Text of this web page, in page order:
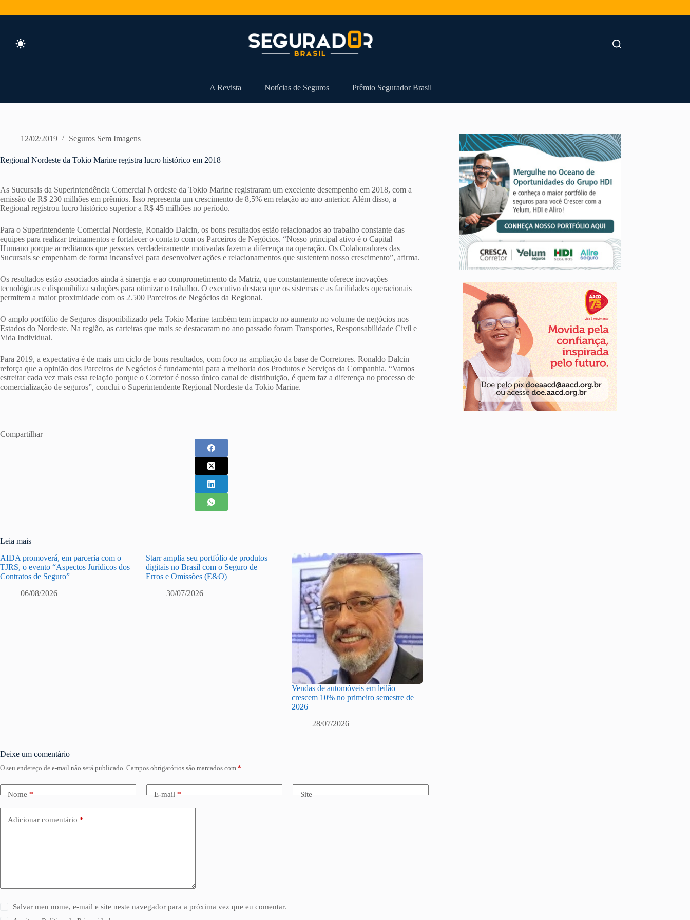
A Revista Notícias de Seguros Prêmio Segurador Brasil
12/02/2019 Seguros Sem Imagens
Regional Nordeste da Tokio Marine registra lucro histórico em 2018
As Sucursais da Superintendência Comercial Nordeste da Tokio Marine registraram um excelente desempenho em 2018, com a
emissão de R$ 230 milhões em prêmios. Isso representa um crescimento de 8,5% em relação ao ano anterior. Além disso, a
Regional registrou lucro histórico superior a R$ 45 milhões no período.
Para o Superintendente Comercial Nordeste, Ronaldo Dalcin, os bons resultados estão relacionados ao trabalho constante das
equipes para realizar treinamentos e fortalecer o contato com os Parceiros de Negócios. “Nosso principal ativo é o Capital
Humano porque acreditamos que pessoas verdadeiramente motivadas fazem a diferença na operação. Os Colaboradores das
Sucursais se empenham de forma incansável para desenvolver ações e relacionamentos que sustentem nosso crescimento”, afirma.
Os resultados estão associados ainda à sinergia e ao comprometimento da Matriz, que constantemente oferece inovações
tecnológicas e disponibiliza soluções para otimizar o trabalho. O executivo destaca que os sistemas e as facilidades operacionais
permitem a maior proximidade com os 2.500 Parceiros de Negócios da Regional.
O amplo portfólio de Seguros disponibilizado pela Tokio Marine também tem impacto no aumento no volume de negócios nos
Estados do Nordeste. Na região, as carteiras que mais se destacaram no ano passado foram Transportes, Responsabilidade Civil e
Vida Individual.
Para 2019, a expectativa é de mais um ciclo de bons resultados, com foco na ampliação da base de Corretores. Ronaldo Dalcin
reforça que a opinião dos Parceiros de Negócios é fundamental para a melhoria dos Produtos e Serviços da Companhia. “Vamos
estreitar cada vez mais essa relação porque o Corretor é nosso único canal de distribuição, é quem faz a diferença no processo de
comercialização de seguros”, conclui o Superintendente Regional Nordeste da Tokio Marine.
Compartilhar
Leia mais
AIDA promoverá, em parceria com o
TJRS, o evento “Aspectos Jurídicos dos
Contratos de Seguro”
06/08/2026
Starr amplia seu portfólio de produtos
digitais no Brasil com o Seguro de
Erros e Omissões (E&O)
30/07/2026
Vendas de automóveis em leilão
crescem 10% no primeiro semestre de
2026
28/07/2026
Deixe um comentário
O seu endereço de e-mail não será publicado. Campos obrigatórios são marcados com *
Nome* E-mail* Site
Adicionar comentário *
Salvar meu nome, e-mail e site neste navegador para a próxima vez que eu comentar.